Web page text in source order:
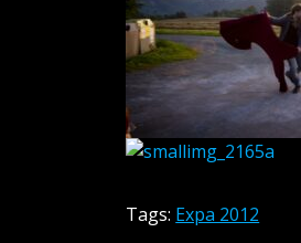
Tags: Expa 2012